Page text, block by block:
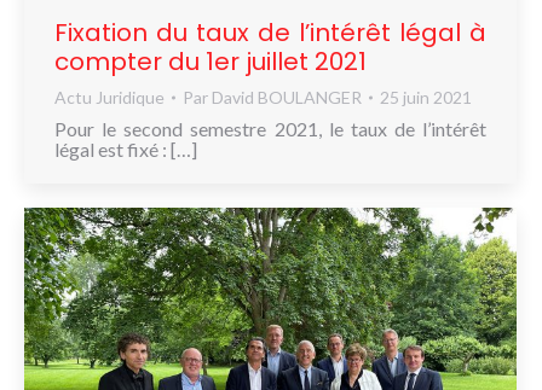
Fixation du taux de l’intérêt légal à
compter du 1er juillet 2021
Actu Juridique Par David BOULANGER 25 juin 2021
Pour le second semestre 2021, le taux de l’intérêt
légal est fixé : […]